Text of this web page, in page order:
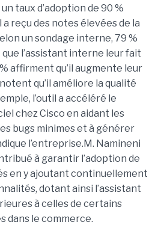
taux d’adoption de 90 %
a reçu des notes élevées de la
un sondage interne, 79 %
l’assistant interne leur fait
affirment qu’il augmente leur
qu’il améliore la qualité
l’outil a accéléré le
chez Cisco en aidant les
bugs minimes et à générer
l’entreprise.M. Namineni
à garantir l’adoption de
en y ajoutant continuellement
dotant ainsi l’assistant
à celles de certains
dans le commerce.